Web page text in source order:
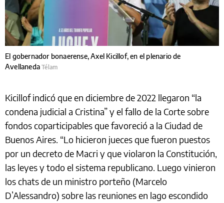
El gobernador bonaerense, Axel Kicillof, en el plenario de
AvellanedaTélam
Kicillof indicó que en diciembre de 2022 llegaron “la
condena judicial a Cristina” y el fallo de la Corte sobre
fondos coparticipables que favoreció a la Ciudad de
Buenos Aires. “Lo hicieron jueces que fueron puestos
por un decreto de Macri y que violaron la Constitución,
las leyes y todo el sistema republicano. Luego vinieron
los chats de un ministro porteño (Marcelo
D’Alessandro) sobre las reuniones en lago escondido